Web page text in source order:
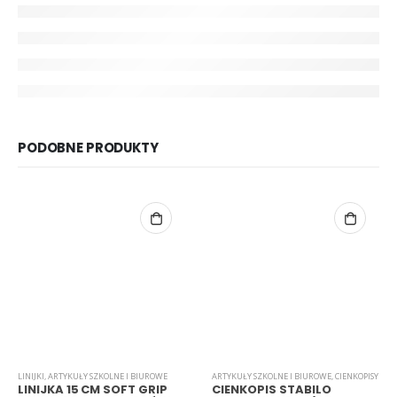
PODOBNE PRODUKTY
LINIJKI,ARTYKUŁY SZKOLNE I BIUROWE
LINIJKA 15 CM SOFT GRIP
ARTYKUŁY SZKOLNE I BIUROWE,CIENKOPISY
CIENKOPIS STABILO